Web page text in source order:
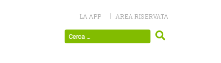
LA APP AREA RISERVATA